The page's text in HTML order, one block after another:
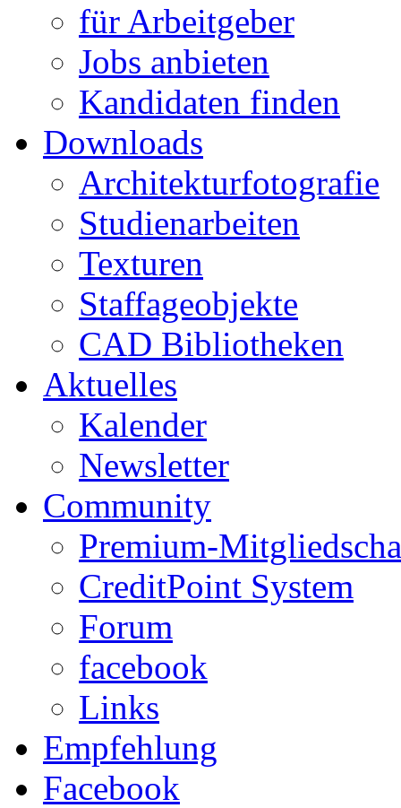
für Arbeitgeber
Jobs anbieten
Kandidaten finden
Downloads
Architekturfotografie
Studienarbeiten
Texturen
Staffageobjekte
CAD Bibliotheken
Aktuelles
Kalender
Newsletter
Community
Premium-
CreditPoint System
Forum
facebook
Links
Empfehlung
Facebook